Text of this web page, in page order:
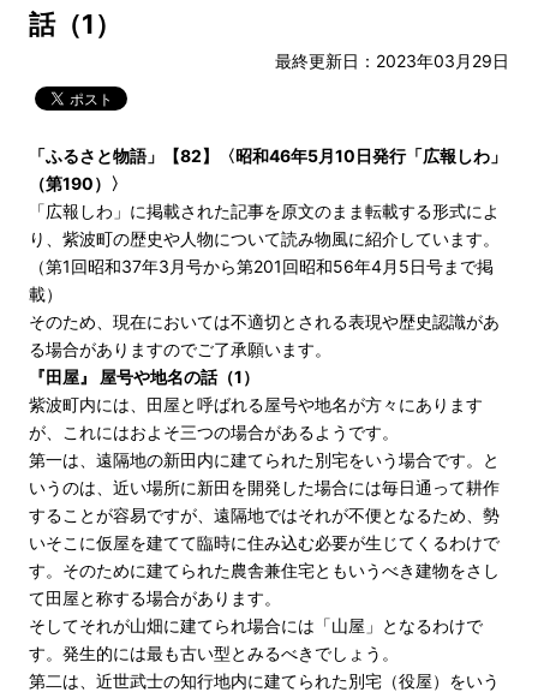
話（1）
最終更新日：2023年03月29日
「ふるさと物語」【82】〈昭和46年5月10日発行「広報しわ」
（第190）〉
「広報しわ」に掲載された記事を原文のまま転載する形式によ
り、紫波町の歴史や人物について読み物風に紹介しています。
（第1回昭和37年3月号から第201回昭和56年4月5日号まで掲
載）
そのため、現在においては不適切とされる表現や歴史認識があ
る場合がありますのでご了承願います。
『田屋』 屋号や地名の話（1）
紫波町内には、田屋と呼ばれる屋号や地名が方々にあります
が、これにはおよそ三つの場合があるようです。
第一は、遠隔地の新田内に建てられた別宅をいう場合です。と
いうのは、近い場所に新田を開発した場合には毎日通って耕作
することが容易ですが、遠隔地ではそれが不便となるため、勢
いそこに仮屋を建てて臨時に住み込む必要が生じてくるわけで
す。そのために建てられた農舎兼住宅ともいうべき建物をさし
て田屋と称する場合があります。
そしてそれが山畑に建てられ場合には「山屋」となるわけで
す。発生的には最も古い型とみるべきでしょう。
第二は、近世武士の知行地内に建てられた別宅（役屋）をいう